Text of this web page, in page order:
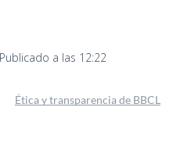
a las 12:22
Ética y transparencia de BBCL